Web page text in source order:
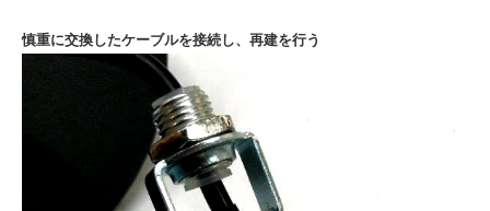
慎重に交換したケーブルを接続し、 再建を行う